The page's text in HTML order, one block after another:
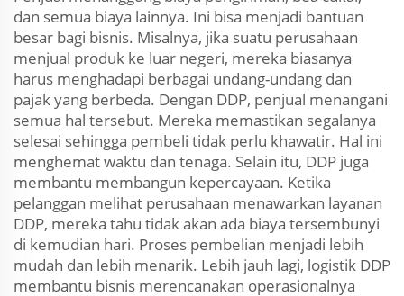
dan semua biaya lainnya. Ini bisa menjadi bantuan
besar bagi bisnis. Misalnya, jika suatu perusahaan
menjual produk ke luar negeri, mereka biasanya
harus menghadapi berbagai undang-undang dan
pajak yang berbeda. Dengan DDP, penjual menangani
semua hal tersebut. Mereka memastikan segalanya
selesai sehingga pembeli tidak perlu khawatir. Hal ini
menghemat waktu dan tenaga. Selain itu, DDP juga
membantu membangun kepercayaan. Ketika
pelanggan melihat perusahaan menawarkan layanan
DDP, mereka tahu tidak akan ada biaya tersembunyi
di kemudian hari. Proses pembelian menjadi lebih
mudah dan lebih menarik. Lebih jauh lagi, logistik DDP
membantu bisnis merencanakan operasionalnya